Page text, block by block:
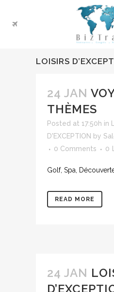
LOISIRS
24 JAN
THÈMES
Posted at 17:50h in
D'EXCEPTION by
0 Comments
0
Golf, Spa,
READ MORE
24 JAN